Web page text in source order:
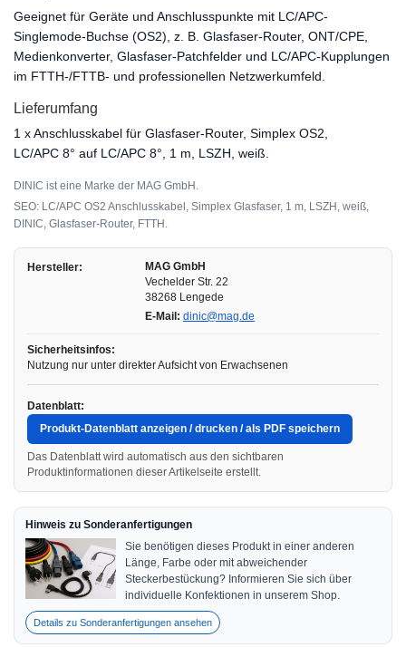
Geeignet für Geräte und Anschlusspunkte mit LC/APC-
Singlemode-Buchse (OS2), z. B. Glasfaser-Router, ONT/CPE,
Medienkonverter, Glasfaser-Patchfelder und LC/APC-Kupplungen
im FTTH-/FTTB- und professionellen Netzwerkumfeld.
Lieferumfang
1 x Anschlusskabel für Glasfaser-Router, Simplex OS2,
LC/APC 8° auf LC/APC 8°, 1 m, LSZH, weiß.
DINIC ist eine Marke der MAG GmbH.
SEO: LC/APC OS2 Anschlusskabel, Simplex Glasfaser, 1 m, LSZH, weiß,
DINIC, Glasfaser-Router, FTTH.
Hersteller:
MAG GmbH
Vechelder Str. 22
38268 Lengede
E-Mail: dinic@mag.de
Sicherheitsinfos:
Nutzung nur unter direkter Aufsicht von Erwachsenen
Datenblatt:
Produkt-Datenblatt anzeigen / drucken / als PDF speichern
Das Datenblatt wird automatisch aus den sichtbaren
Produktinformationen dieser Artikelseite erstellt.
Hinweis zu Sonderanfertigungen
Sie benötigen dieses Produkt in einer anderen
Länge, Farbe oder mit abweichender
Steckerbestückung? Informieren Sie sich über
individuelle Konfektionen in unserem Shop.
Details zu Sonderanfertigungen ansehen